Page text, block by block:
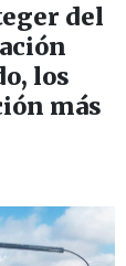
del
los
más